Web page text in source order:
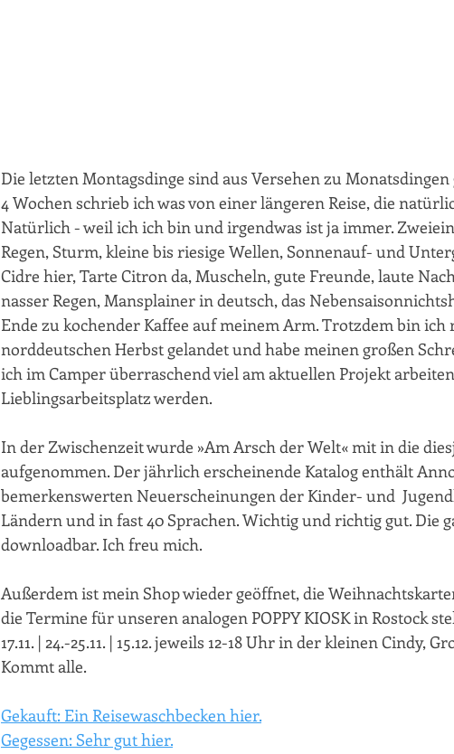
Die letzten Montagsdinge sind aus Versehen zu
4 Wochen schrieb ich was von einer längeren Reise, die
Natürlich - weil ich ich bin und irgendwas ist ja immer.
Regen, Sturm, kleine bis riesige Wellen, Sonnenauf- und
Cidre hier, Tarte Citron da, Muscheln, gute Freunde, laute
nasser Regen, Mansplainer in deutsch, das
Ende zu kochender Kaffee auf meinem Arm. Trotzdem bin
norddeutschen Herbst gelandet und habe meinen großen
ich im Camper überraschend viel am aktuellen Projekt
Lieblingsarbeitsplatz werden.
In der Zwischenzeit wurde »Am Arsch der Welt« mit in die
aufgenommen. Der jährlich erscheinende Katalog enthält
bemerkenswerten Neuerscheinungen der Kinder- und
Ländern und in fast 40 Sprachen. Wichtig und richtig gut. Die
downloadbar. Ich freu mich.
Außerdem ist mein Shop wieder geöffnet, die
die Termine für unseren analogen POPPY KIOSK in Rostock
17.11. | 24.-25.11. | 15.12. jeweils 12-18 Uhr in der kleinen Cindy,
Kommt alle.
Gekauft: Ein Reisewaschbecken hier.
Gegessen: Sehr gut hier.